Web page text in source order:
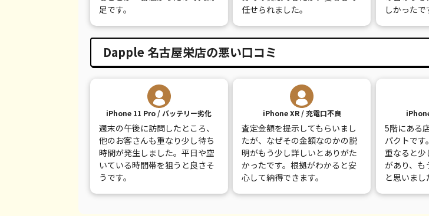
足です。
任せられました。
しかったで
Dapple 名古屋栄店の悪い口コミ
iPhone 11 Pro / バッテリー劣化
週末の午後に訪問したところ、
他のお客さんも重なり少し待ち
時間が発生しました。平日や空
いている時間帯を狙うと良さそ
うです。
iPhone XR / 充電口不良
査定金額を提示してもらいまし
たが、なぜその金額なのかの説
明がもう少し詳しいとありがた
かったです。根拠がわかると安
心して納得できます。
5階にある
パクトです
重なると少
があり、も
と思いまし